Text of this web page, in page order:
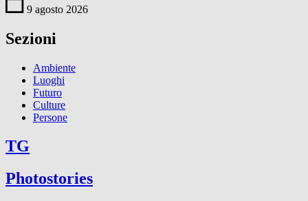
9 agosto 2026
Sezioni
Ambiente
Luoghi
Futuro
Culture
Persone
TG
Photostories